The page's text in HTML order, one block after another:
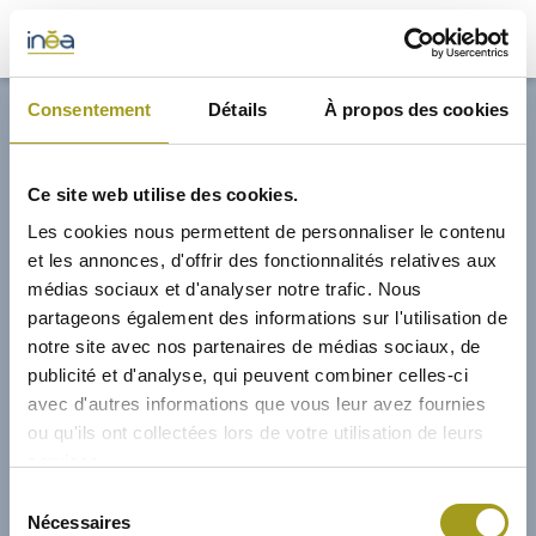
Consentement Détails À propos des cookies
Ce site web utilise des cookies.
Les cookies nous permettent de personnaliser le contenu
et les annonces, d'offrir des fonctionnalités relatives aux
médias sociaux et d'analyser notre trafic. Nous
partageons également des informations sur l'utilisation de
notre site avec nos partenaires de médias sociaux, de
publicité et d'analyse, qui peuvent combiner celles-ci
avec d'autres informations que vous leur avez fournies
ou qu'ils ont collectées lors de votre utilisation de leurs
Nécessaires
32,70€
ACTUS
INVESTISSEURS
PORTE-DOCUMENTS
GREEN BUILDING